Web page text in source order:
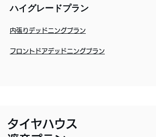
ハイグレードプラン
内張りデッドニングプラン
フロントドアデッドニングプラン
タイヤハウス